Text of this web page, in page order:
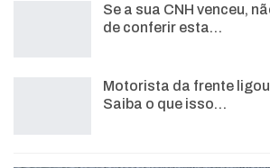
Se a sua CNH venceu,
de conferir esta…
Motorista da frente
Saiba o que isso…